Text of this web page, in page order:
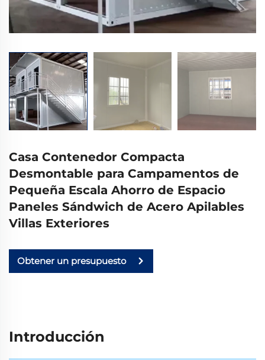
Casa Contenedor Compacta
Desmontable para Campamentos de
Pequeña Escala Ahorro de Espacio
Paneles Sándwich de Acero Apilables
Villas Exteriores
Obtener un presupuesto
Introducción